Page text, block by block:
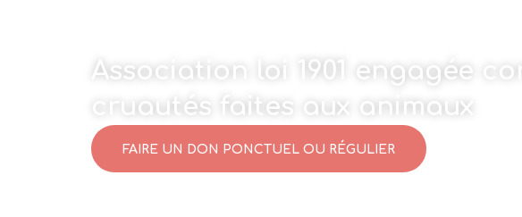
Association loi 1901 engagée
cruautés faites aux animaux
FAIRE UN DON PONCTUEL OU RÉGULIER